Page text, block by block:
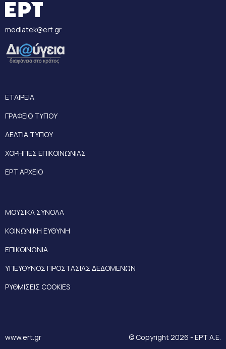
mediatek@ert.gr
ΕΤΑΙΡΕΙΑ
ΓΡΑΦΕΙΟ ΤΥΠΟΥ
ΔΕΛΤΙΑ ΤΥΠΟΥ
ΧΟΡΗΓΙΕΣ ΕΠΙΚΟΙΝΩΝΙΑΣ
ΕΡΤ ΑΡΧΕΙΟ
ΜΟΥΣΙΚΑ ΣΥΝΟΛΑ
ΚΟΙΝΩΝΙΚΗ ΕΥΘΥΝΗ
ΕΠΙΚΟΙΝΩΝΙΑ
ΥΠΕΥΘΥΝΟΣ ΠΡΟΣΤΑΣΙΑΣ ΔΕΔΟΜΕΝΩΝ
ΡΥΘΜΙΣΕΙΣ COOKIES
www.ert.gr © Copyright 2026 - ΕΡΤ Α.Ε.